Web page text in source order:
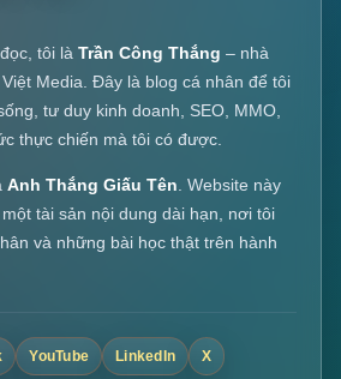
tôi là Trần Công Thắng – nhà
Media. Đây là blog cá nhân để tôi
tư duy kinh doanh, SEO, MMO,
thực chiến mà tôi có được.
Anh Thắng Giấu Tên . Website này
tài sản nội dung dài hạn, nơi tôi
và những bài học thật trên hành
YouTube LinkedIn X